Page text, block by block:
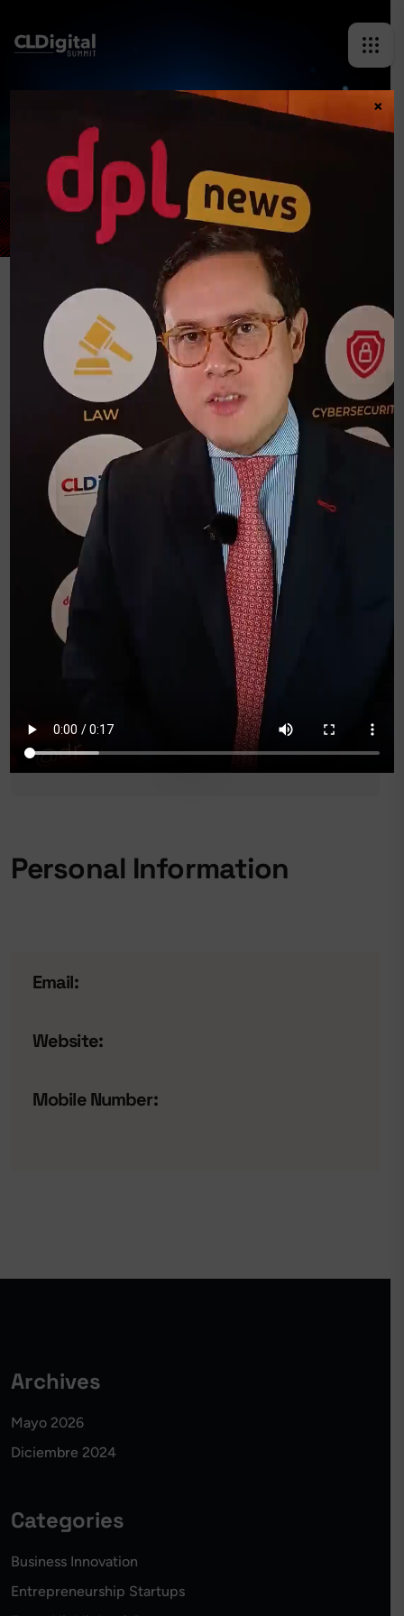
JORGE FERNANDO NEGRETE
P.
Jorge Fernando Negrete P.
Presidente de DPL Group
Personal Information
Email:
Website:
Mobile Number:
Archives
Mayo 2026
Diciembre 2024
Categories
Business Innovation
Entrepreneurship Startups
×